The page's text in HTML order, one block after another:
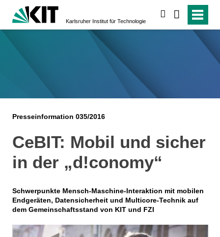
Karlsruher Institut für Technologie
Presseinformation 035/2016
CeBIT: Mobil und sicher
in der „d!conomy“
Schwerpunkte Mensch-Maschine-Interaktion mit mobilen
Endgeräten, Datensicherheit und Multicore-Technik auf
dem Gemeinschaftsstand von KIT und FZI